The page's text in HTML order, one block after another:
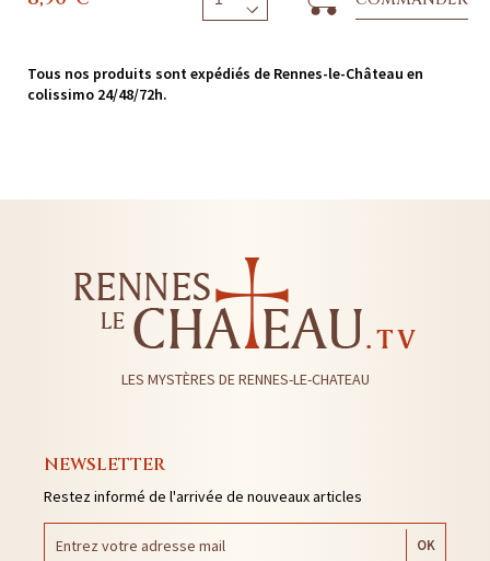
Tous nos produits sont expédiés de Rennes-le-Château en
colissimo 24/48/72h.
LES MYSTÈRES DE RENNES-LE-CHATEAU
NEWSLETTER
Restez informé de l'arrivée de nouveaux articles